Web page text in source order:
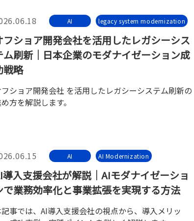
AI legacy system modernization
フショア開発会社を活用したレガシーシス
ム刷新｜日本企業のモダナイゼーション成
戦略
ショア開発会社 を活用したレガシーシステム刷新の
方を解説します。
AI AI Modernization
導入支援会社が解説｜AIモダナイゼーショ
で業務効率化と事業拡張を実現する方法
事では、AI導入支援会社の視点から、導入メリッ